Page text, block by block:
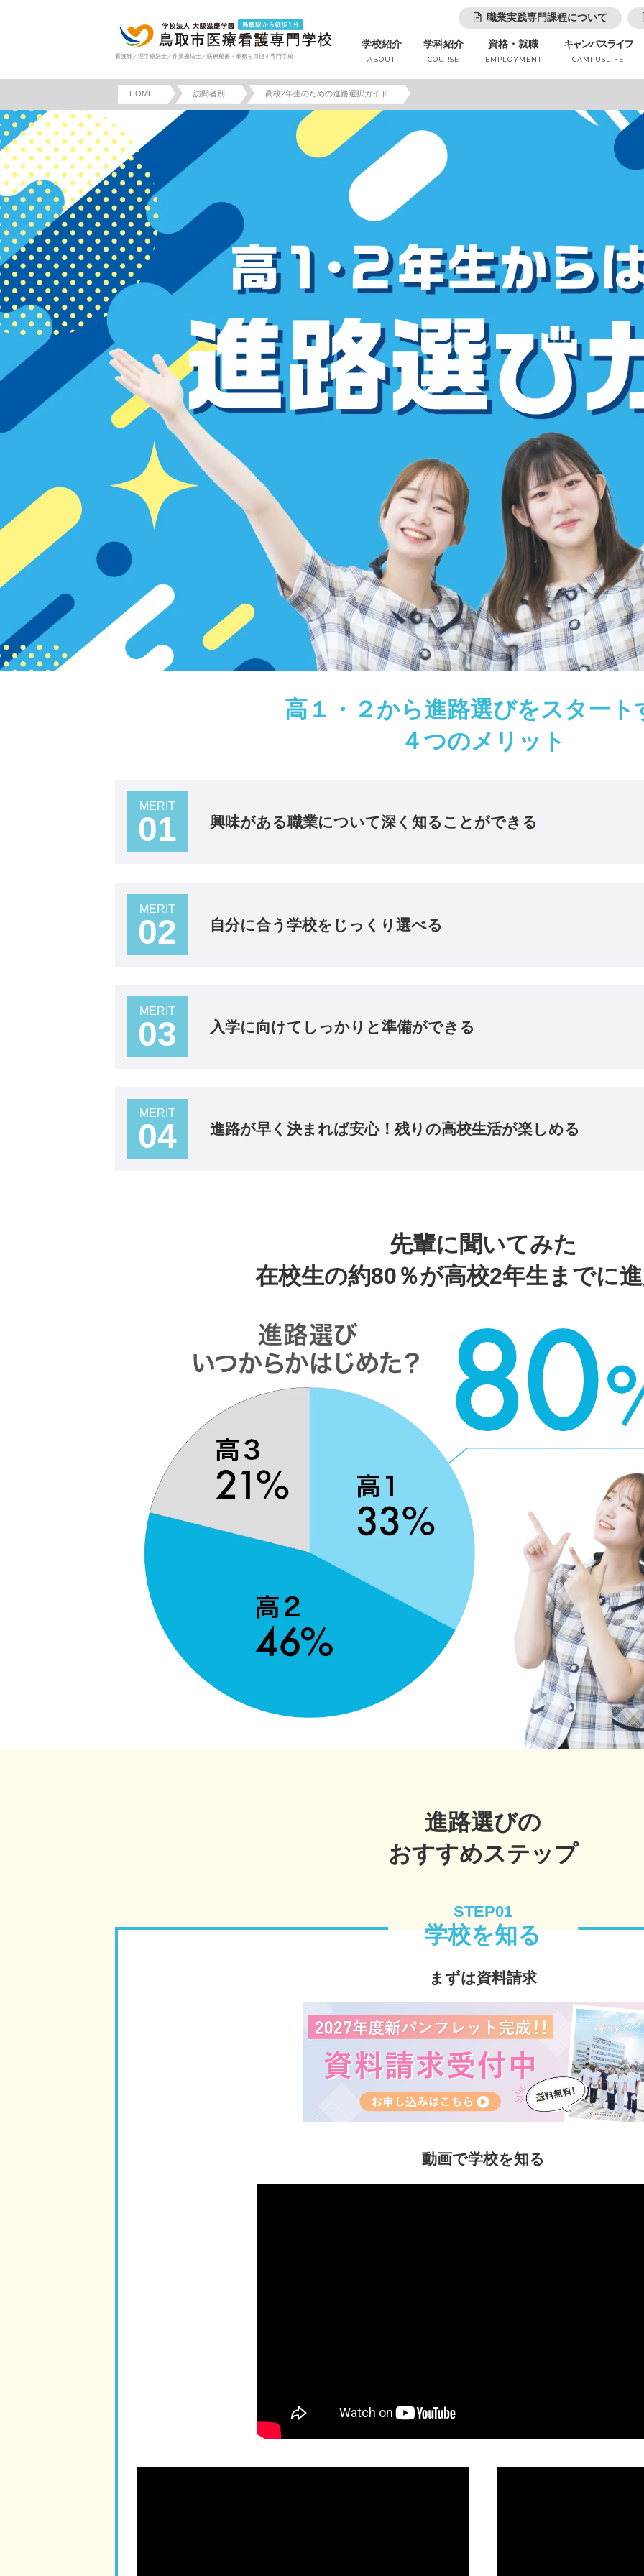
職業実践専門課程について
看護師／理学療法士／作業療法士／医療秘書・事務を目指す専門学校
学校紹介
ABOUT
学科紹介
COURSE
資格・就職
EMPLOYMENT
キャンパスライフ
CAMPUSLIFE
HOME 訪問者別 高校2年生のための進路選択ガイド
高１・２から進路選びをスタート
４つのメリット
MERIT
01 興味がある職業について深く知ることができる
MERIT
02 自分に合う学校をじっくり選べる
MERIT
03 入学に向けてしっかりと準備ができる
MERIT
04 進路が早く決まれば安心！ 残りの高校生活が楽しめる
先輩に聞いてみた
在校生の約80％が高校2年生までに
進路選びの
おすすめステップ
STEP01
学校を知る
まずは資料請求
動画で学校を知る